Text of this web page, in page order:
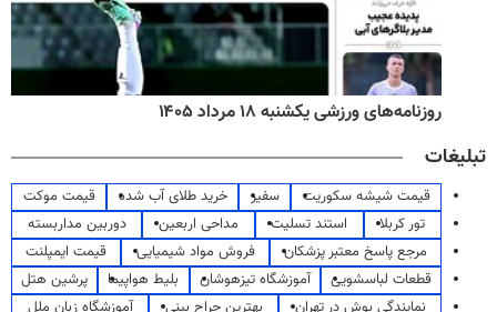
روزنامه‌های ورزشی یکشنبه ۱۸ مرداد ۱۴۰۵
تبلیغات
قیمت شیشه سکوریت سفیر خرید طلای آب شده
قیمت موکت
تور کربلا
استند تسلیت مداحی اربعین
دوربین مداربسته
مرجع پاسخ معتبر پزشکان
فروش مواد شیمیایی
قیمت ایمپلنت
قطعات لباسشویی
آموزشگاه تیزهوشان بلیط هواپیما
پرشین هتل